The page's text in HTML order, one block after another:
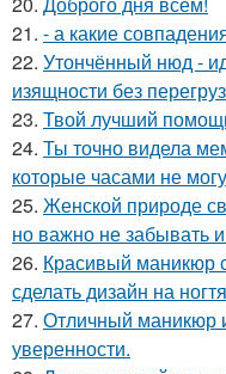
21. - а какие
22. Утончённый нюд -
изящности без
23. Твой лучший
24. Ты точно видела
которые часами не
25. Женской природе
но важно не забывать
26. Красивый маникюр
сделать дизайн на
27. Отличный маникюр
уверенности.